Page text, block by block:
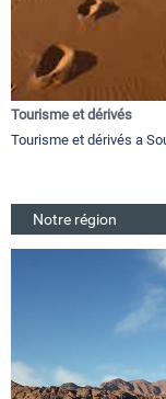
Tourisme et dérivés
Tourisme et dérivés a
Notre région